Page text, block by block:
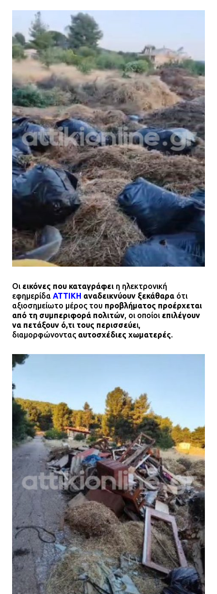
Οι εικόνες που καταγράφει η ηλεκτρονική
εφημερίδα ΑΤΤΙΚΗ αναδεικνύουν ξεκάθαρα ότι
αξιοσημείωτο μέρος του προβλήματος προέρχεται
από τη συμπεριφορά πολιτών, οι οποίοι επιλέγουν
να πετάξουν ό,τι τους περισσεύει,
διαμορφώνοντας αυτοσχέδιες χωματερές.